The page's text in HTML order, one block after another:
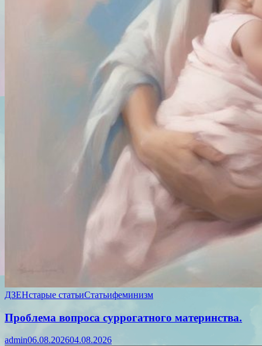
ДЗЕНстарые статьиСтатьифеминизм
Проблема вопроса суррогатного материнства.
admin06.08.202604.08.2026